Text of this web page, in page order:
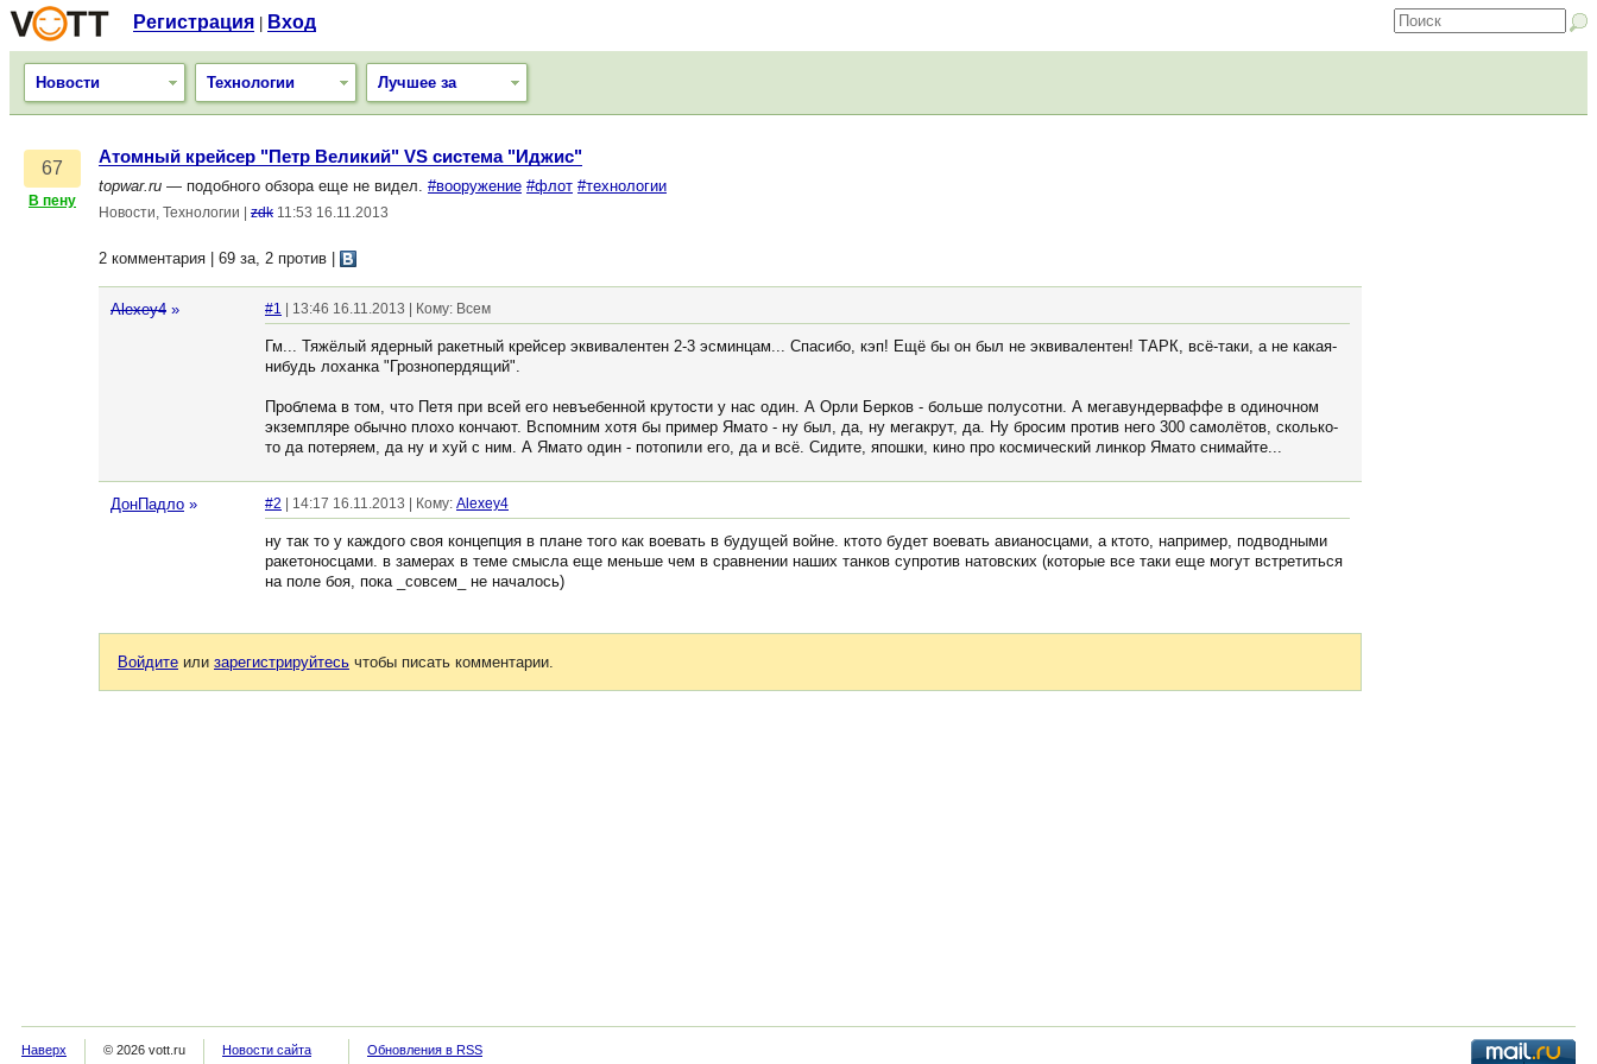
Регистрация Вход
Новости Технологии Лучшее за
67
В пену
Атомный крейсер "Петр Великий" VS система "Иджис"
topwar.ru — подобного обзора еще не видел. #вооружение #флот #технологии
Новости, Технологии zdk 11:53 16.11.2013
2 комментария | 69 за, 2 против
Alexey4 » #1 | 13:46 16.11.2013 | Кому: Всем
Гм... Тяжёлый ядерный ракетный крейсер эквивалентен 2-3 эсминцам... Спасибо, кэп! Ещё бы он был не эквивалентен! ТАРК, всё-таки, а не какая-
нибудь лоханка "Грознопердящий".
Проблема в том, что Петя при всей его невъебенной крутости у нас один. А Орли Берков - больше полусотни. А мегавундерваффе в одиночном
экземпляре обычно плохо кончают. Вспомним хотя бы пример Ямато - ну был, да, ну мегакрут, да. Ну бросим против него 300 самолётов, сколько-
то да потеряем, да ну и хуй с ним. А Ямато один - потопили его, да и всё. Сидите, япошки, кино про космический линкор Ямато снимайте...
ДонПадло » #2 | 14:17 16.11.2013 | Кому: Alexey4
ну так то у каждого своя концепция в плане того как воевать в будущей войне. ктото будет воевать авианосцами, а ктото, например, подводными
ракетоносцами. в замерах в теме смысла еще меньше чем в сравнении наших танков супротив натовских (которые все таки еще могут встретиться
на поле боя, пока _совсем_ не началось)
Войдите или зарегистрируйтесь чтобы писать комментарии.
Наверх © 2026 vott.ru Новости сайта Обновления в RSS